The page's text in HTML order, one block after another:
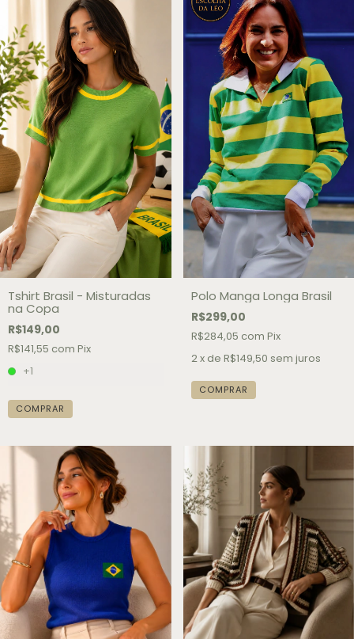
Tshirt Brasil - Misturadas
na Copa
R$149,00
R$141,55 com Pix
+1
COMPRAR
Polo Manga Longa Brasil
R$299,00
R$284,05 com Pix
2x de R$149,50 sem juros
COMPRAR